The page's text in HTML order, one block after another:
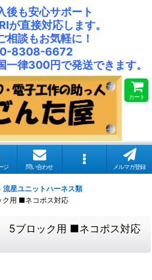
後も安心サポート
が直接対応します。
相談もお気軽に！
8308-6672
一律300円で発送できます。
カート
ジ 問い合わせ メルマガ登録
流星ユニットハーネス類
用 ■ネコポス対応
5ブロック用 ■ネコポス対応